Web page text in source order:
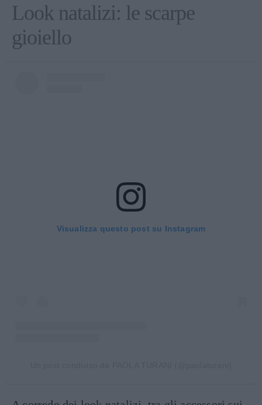
Look natalizi: le scarpe
gioiello
Visualizza questo post su Instagram